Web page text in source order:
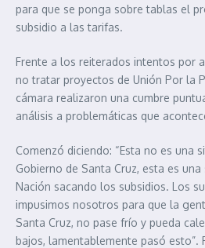
para que se ponga sobre tablas el
subsidio a las tarifas.
Frente a los reiterados intentos por
no tratar proyectos de Unión Por la
cámara realizaron una cumbre
análisis a problemáticas que
Comenzó diciendo: “Esta no es una
Gobierno de Santa Cruz, esta es
Nación sacando los subsidios. Los
impusimos nosotros para que la
Santa Cruz, no pase frío y pueda
bajos, lamentablemente pasó esto”.